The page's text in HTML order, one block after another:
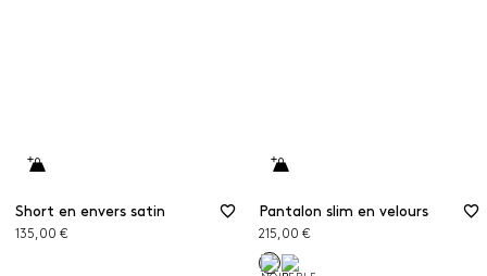
Short en envers satin
135,00 €
Pantalon slim en velours
215,00 €